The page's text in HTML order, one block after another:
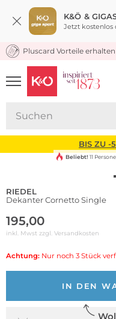
K&Ö &
Jetzt kostenlos
KOSTENLOSER
Pluscard Vorteile erhalten
UNSERE APP
CLICK &
BIS ZU -
Beliebt! 11
RIEDEL
Dekanter Cornetto Single
195,00
inkl. Mwst zzgl. Versandkosten
Achtung: Nur noch 3 Stück
IN DEN